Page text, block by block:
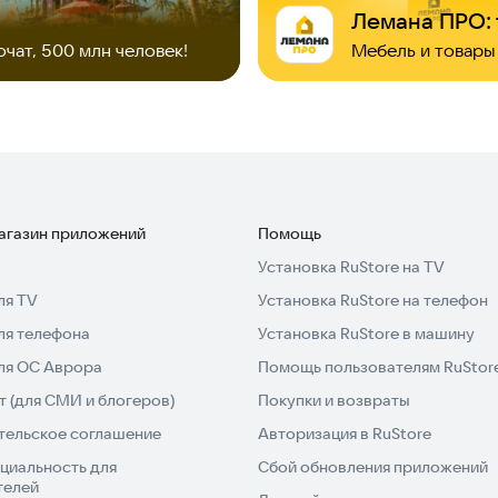
500 млн человек!
Лемана ПРО:
приложений
TV
телефона
ОС Аврора
(для СМИ и блогеров)
соглашение
для
Помощь
Установка RuStore на TV
Установка RuStore на телефон
Установка RuStore в машину
Помощь пользователям
Покупки и возвраты
Авторизация в RuStore
Сбой обновления приложений